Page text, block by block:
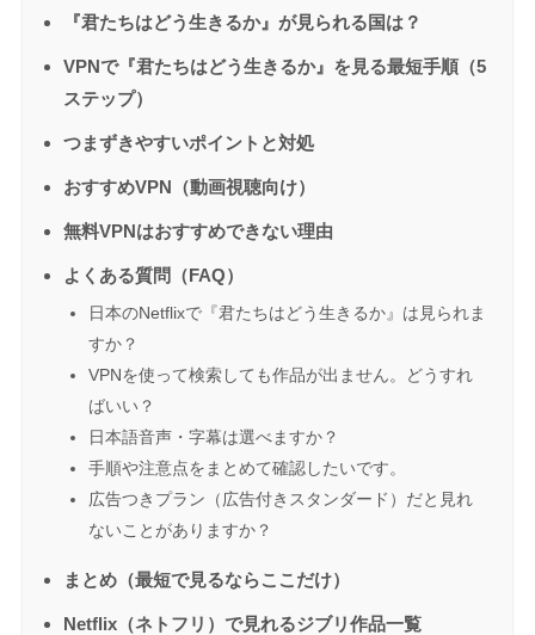
『君たちはどう生きるか』が見られる国は？
VPNで『君たちはどう生きるか』を見る最短手順（5
ステップ）
つまずきやすいポイントと対処
おすすめVPN（動画視聴向け）
無料VPNはおすすめできない理由
よくある質問（FAQ）
日本のNetflixで『君たちはどう生きるか』は見られま
すか？
VPNを使って検索しても作品が出ません。どうすれ
ばいい？
日本語音声・字幕は選べますか？
手順や注意点をまとめて確認したいです。
広告つきプラン（広告付きスタンダード）だと見れ
ないことがありますか？
まとめ（最短で見るならここだけ）
Netflix（ネトフリ）で見れるジブリ作品一覧